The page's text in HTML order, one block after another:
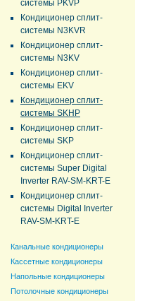
системы PKVP
Кондиционер сплит-
системы N3KVR
Кондиционер сплит-
системы N3KV
Кондиционер сплит-
системы EKV
Кондиционер сплит-
системы SKHP
Кондиционер сплит-
системы SKP
Кондиционер сплит-
системы Super Digital
Inverter RAV-SM-KRT-E
Кондиционер сплит-
системы Digital Inverter
RAV-SM-KRT-E
Канальные кондиционеры
Кассетные кондиционеры
Напольные кондиционеры
Потолочные кондиционеры